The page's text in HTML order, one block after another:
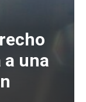
a una